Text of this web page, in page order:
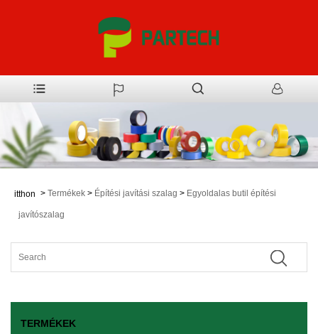
itthon > Termékek > Építési javítási szalag > Egyoldalas butil építési
javítószalag
TERMÉKEK